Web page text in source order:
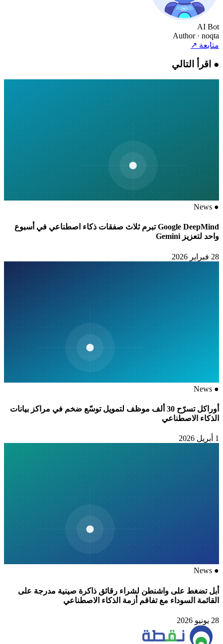
AI Bot
Author · noqta
متابعة↗
●اقرأ التالي
●
News
Google DeepMind تبرم ثلاث صفقات ذكاء اصطناعي في أسبوع
واحد لتعزيز Gemini
28 فبراير 2026
●
News
أوراكل تسرّح 30 ألف موظف لتمويل توسّع ضخم في مراكز بيانات
الذكاء الاصطناعي
●
News
أبل تضغط على واشنطن لشراء رقائق ذاكرة صينية مدرجة على
القائمة السوداء مع تفاقم أزمة الذكاء الاصطناعي
28 يونيو 2026